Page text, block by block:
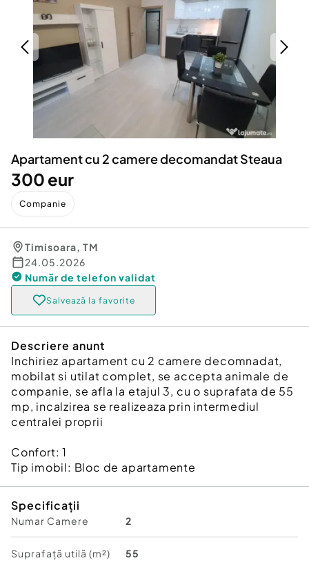
Servicii
Animale de companie
Afaceri și echipamente profesionale
Inchiriere Bunuri si Vehicule
Utilaje agricole si industriale
Piese auto si accesorii
Dacia Duster
Apartament cu 2 camere decomandat Steaua
300 eur
Companie
Timisoara, TM
24.05.2026
Număr de telefon validat
Salvează la favorite
Descriere anunt
Inchiriez apartament cu 2 camere decomnadat,
mobilat si utilat complet, se accepta animale de
companie, se afla la etajul 3, cu o suprafata de 55
mp, incalzirea se realizeaza prin intermediul
centralei proprii
Confort:1
Tip imobil: Bloc de apartamente
Specificații
Numar Camere 2
Suprafață utilă (m²) 55